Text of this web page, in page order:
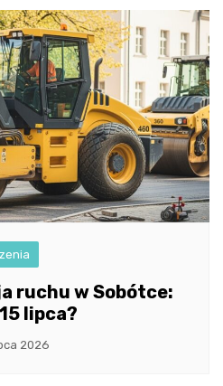
ruchu w Sobótce:
lipca?
2026